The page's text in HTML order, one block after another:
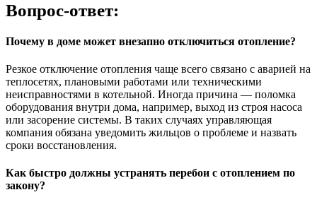
Вопрос-ответ:
Почему в доме может внезапно отключиться отопление?
Резкое отключение отопления чаще всего связано с аварией на
теплосетях, плановыми работами или техническими
неисправностями в котельной. Иногда причина — поломка
оборудования внутри дома, например, выход из строя насоса
или засорение системы. В таких случаях управляющая
компания обязана уведомить жильцов о проблеме и назвать
сроки восстановления.
Как быстро должны устранять перебои с отоплением по
закону?